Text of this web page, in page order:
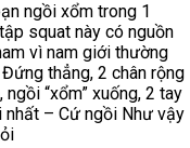
ngồi xổm trong 1
squat này có nguồn
vì nam giới thường
thẳng, 2 chân rộng
“xổm” xuống, 2 tay
– Cứ ngồi Như vậy